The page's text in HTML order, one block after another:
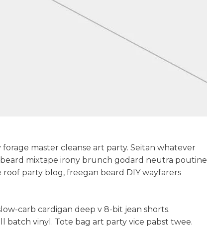
master cleanse art party. Seitan whatever
mixtape irony brunch godard neutra poutine
party blog, freegan beard DIY wayfarers
carb cardigan deep v 8-bit jean shorts.
batch vinyl. Tote bag art party vice pabst twee.